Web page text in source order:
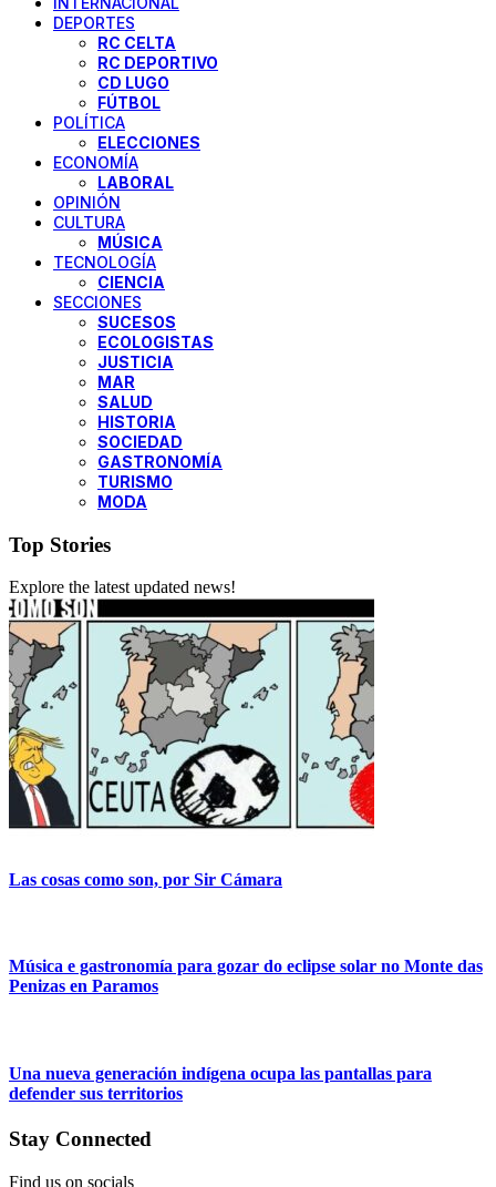
DEPORTES
RC CELTA
RC DEPORTIVO
CD LUGO
FÚTBOL
POLÍTICA
ELECCIONES
ECONOMÍA
LABORAL
OPINIÓN
CULTURA
MÚSICA
TECNOLOGÍA
CIENCIA
SECCIONES
SUCESOS
ECOLOGISTAS
JUSTICIA
MAR
SALUD
HISTORIA
SOCIEDAD
GASTRONOMÍA
TURISMO
MODA
Top Stories
Explore the latest updated news!
Las cosas como son, por Sir Cámara
Música e gastronomía para gozar do eclipse solar no Monte das
Penizas en Paramos
Una nueva generación indígena ocupa las pantallas para
defender sus territorios
Stay Connected
Find us on socials